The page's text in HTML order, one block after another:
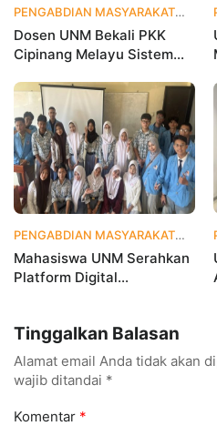
PENGABDIAN MASYARAKAT 1
Dosen UNM Bekali PKK
Cipinang Melayu Sistem
Dorong Pemberdayaan
Berbasis Data
PENGABDIAN MASYARAKAT 1
Mahasiswa UNM Serahkan
Platform Digital
Digital
Tinggalkan Balasan
Alamat email Anda tidak akan
wajib ditandai *
Komentar *